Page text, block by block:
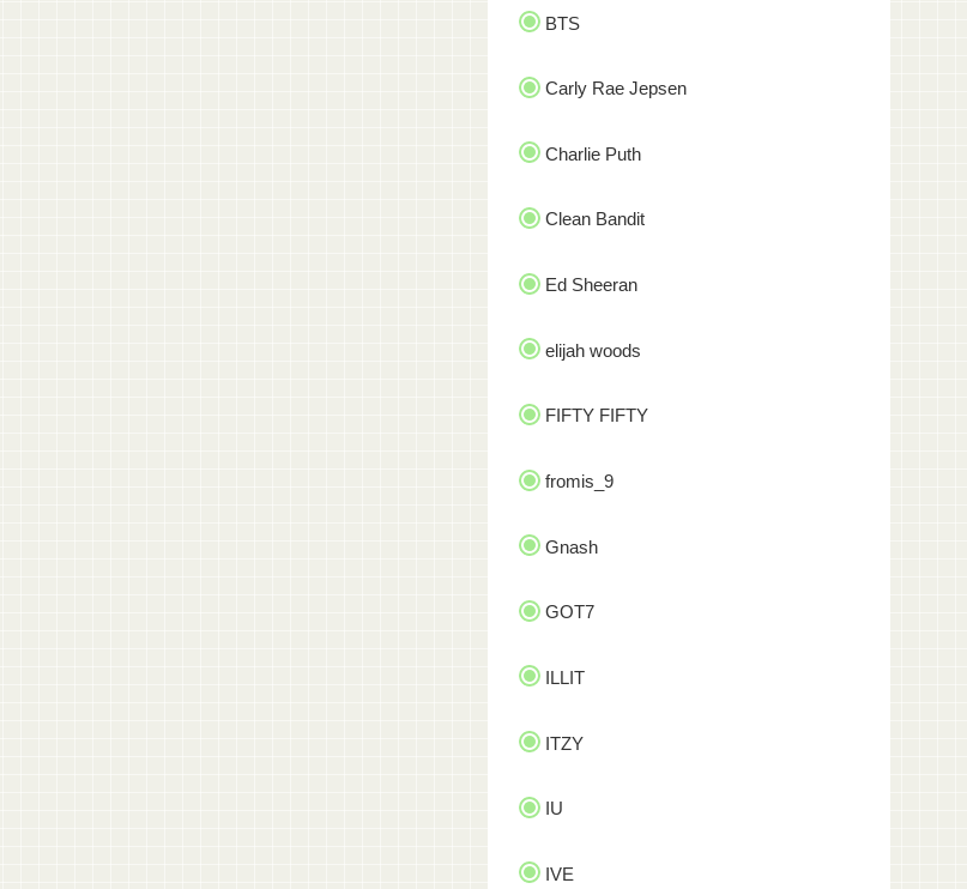
BTS
Carly Rae Jepsen
Charlie Puth
Clean Bandit
Ed Sheeran
elijah woods
FIFTY FIFTY
fromis_9
Gnash
GOT7
ILLIT
ITZY
IU
IVE